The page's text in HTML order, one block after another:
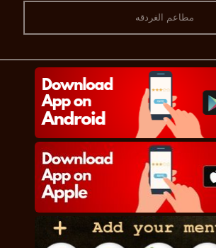
مطاعم الغردقه